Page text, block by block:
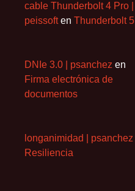
cable Thunderbolt 4 Pro |
peissoften Thunderbolt 5
DNIe 3.0 | psanchez en
Firma electrónica de
documentos
longanimidad | psanchez
Resiliencia